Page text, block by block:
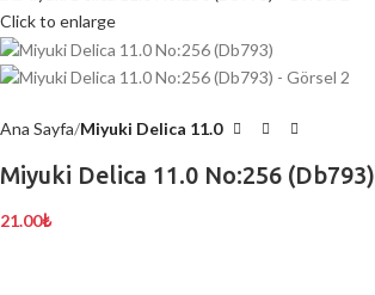
Click to enlarge
Ana Sayfa Miyuki Delica 11.0
Miyuki Delica 11.0 No:256 (Db793)
21.00₺